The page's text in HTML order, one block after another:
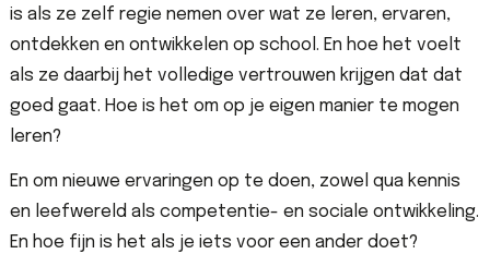
is als ze zelf regie nemen over wat ze leren, ervaren,
ontdekken en ontwikkelen op school. En hoe het voelt
als ze daarbij het volledige vertrouwen krijgen dat dat
goed gaat. Hoe is het om op je eigen manier te mogen
leren?
En om nieuwe ervaringen op te doen, zowel qua kennis
en leefwereld als competentie- en sociale ontwikkeling.
En hoe fijn is het als je iets voor een ander doet?